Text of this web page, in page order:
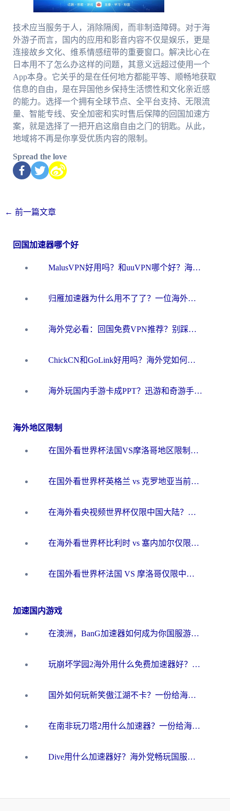
技术应当服务于人，消除隔阂，而非制造障碍。对于海
外游子而言，国内的应用和影音内容不仅是娱乐，更是
连接故乡文化、维系情感纽带的重要窗口。解决比心在
日本用不了怎么办这样的问题，其意义远超过使用一个
App本身。它关乎的是在任何地方都能平等、顺畅地获取
信息的自由，是在异国他乡保持生活惯性和文化亲近感
的能力。选择一个拥有全球节点、全平台支持、无限流
量、智能专线、安全加密和实时售后保障的回国加速方
案，就是选择了一把开启这扇自由之门的钥匙。从此，
地域将不再是你享受优质内容的限制。
Spread the love
← 前一篇文章
回国加速器哪个好
MalusVPN好用吗？和uuVPN哪个好？海外党无缝访问国内资源的真实对比与选择指南
归雁加速器为什么用不了了？一位海外游子的真实困惑与技术解答
海外党必看：回国免费VPN推荐？别踩坑！教你选对加速器无缝刷国内资源
ChickCN和GoLink好用吗？海外党如何选对回国加速器
海外玩国内手游卡成PPT？迅游和奇游手游哪个好？一篇讲透回国加速器怎么选
海外地区限制
在国外看世界杯法国VS摩洛哥地区限制？这篇指南让你流畅看中文解说无压力
在国外看世界杯英格兰 vs 克罗地亚当前地区不可播放？这篇指南帮你搞定所有海外观赛难题
在海外看央视频世界杯仅限中国大陆？这篇指南帮你解锁中文解说+无卡顿直播
在海外看世界杯比利时 vs 塞内加尔仅限中国大陆？我找到了最流畅的中文解说之路
在国外看世界杯法国 VS 摩洛哥仅限中国大陆？海外党这样看中文解说赛事不卡顿
加速国内游戏
在澳洲，BanG加速器如何成为你国服游戏的“时光机”？
玩崩坏学园2海外用什么免费加速器好？2026海外党亲测国服游戏加速指南
国外如何玩新笑傲江湖不卡？一份给海外游子的终极网络指南
在南非玩刀塔2用什么加速器？一份给海外游子的终极生存指南
Dive用什么加速器好？海外党畅玩国服游戏的终极避坑指南